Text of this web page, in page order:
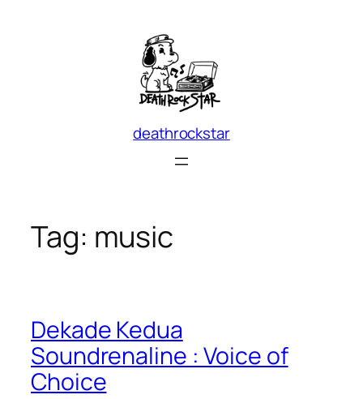
deathrockstar
Tag: music
Dekade Kedua
Soundrenaline : Voice of
Choice